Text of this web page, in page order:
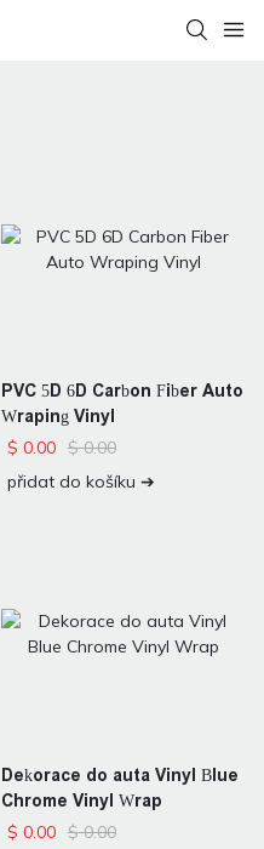
PVC 5D 6D Carbon Fiber Auto
Wraping Vinyl
$ 0.00 $0.00
přidat do košíku ➔
Dekorace do auta Vinyl Blue
Chrome Vinyl Wrap
$ 0.00 $0.00